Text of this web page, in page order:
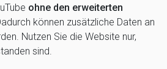
ohne den erweiterten
können zusätzliche Daten an
Nutzen Sie die Website nur,
sind.